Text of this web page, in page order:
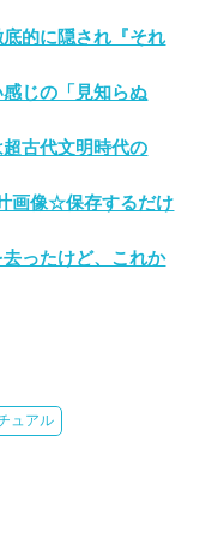
的に隠され『それ
じの「見知らぬ
古代文明時代の
画像☆保存するだけ
ったけど、これか
ュアル